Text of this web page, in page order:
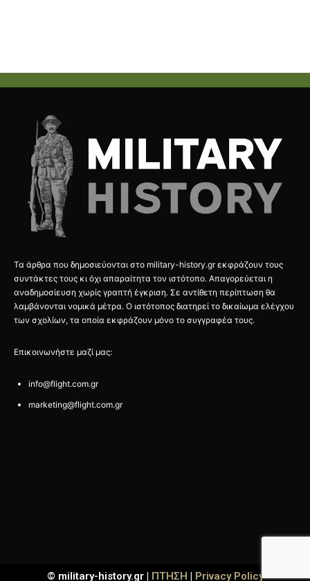
Τα άρθρα που δημοσιεύονται στο military-history.gr εκφράζουν τους
συντάκτες τους κι όχι απαραίτητα τον ιστότοπο. Απαγορεύεται η
αναδημοσίευση χωρίς γραπτή έγκριση. Σε αντίθετη περίπτωση θα
λαμβάνονται νομικά μέτρα. Ο ιστότοπος διατηρεί το δικαίωμα ελέγχου
των σχολίων, τα οποία εκφράζουν μόνο το συγγραφέα τους.
Επικοινωνήστε μαζί μας:
info@flight.com.gr
marketing@flight.com.gr
© military-history.gr | ΠΤΗΣΗ | Privacy Policy